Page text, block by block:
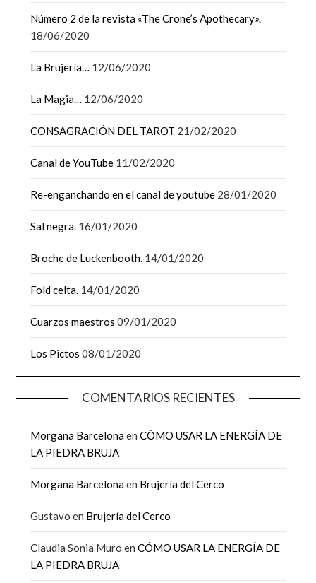
Número 2 de la revista «The Crone’s Apothecary».
18/06/2020
La Brujería… 12/06/2020
La Magia… 12/06/2020
CONSAGRACIÓN DEL TAROT 21/02/2020
Canal de YouTube 11/02/2020
Re-enganchando en el canal de youtube 28/01/2020
Sal negra. 16/01/2020
Broche de Luckenbooth. 14/01/2020
Fold celta. 14/01/2020
Cuarzos maestros 09/01/2020
Los Pictos 08/01/2020
COMENTARIOS RECIENTES
Morgana BarcelonaenCÓMO USAR LA ENERGÍA DE
LA PIEDRA BRUJA
Morgana Barcelonaen Brujería del Cerco
Gustavo en Brujería del Cerco
Claudia Sonia Muro enCÓMO USAR LA ENERGÍA DE
LA PIEDRA BRUJA